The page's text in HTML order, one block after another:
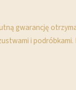
gwarancję
i